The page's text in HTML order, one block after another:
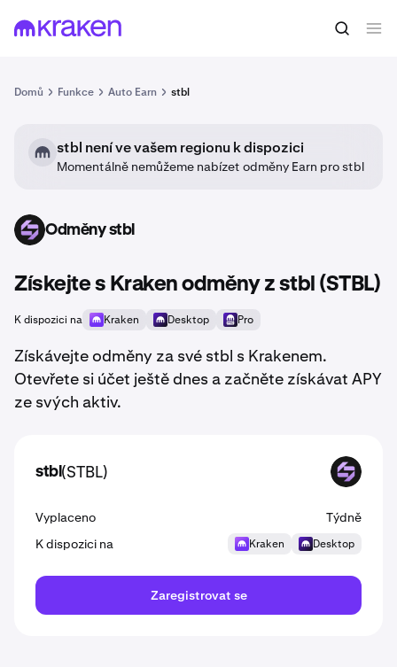
Domů Funkce Auto Earn stbl
stbl není ve vašem regionu k dispozici
Momentálně nemůžeme nabízet odměny Earn pro stbl
STBL Odměny stbl
Získejte s Kraken odměny z stbl (STBL)
K dispozici na Kraken Desktop Pro
Získávejte odměny za své stbl s Krakenem.
Otevřete si účet ještě dnes a začněte získávat APY
ze svých aktiv.
stbl(STBL) STBL
Vyplaceno
Týdně
K dispozici na
Kraken Desktop
Zaregistrovat se